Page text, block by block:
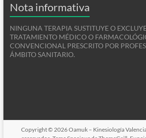
Nota informativa
NINGUNA TERAPIA SUSTITUYE O
TRATAMIENTO MÉDICO O
CONVENCIONAL PRESCRITO POR
ÁMBITO SANITARIO.
Copyright © 2026Oamuk – Kinesiología